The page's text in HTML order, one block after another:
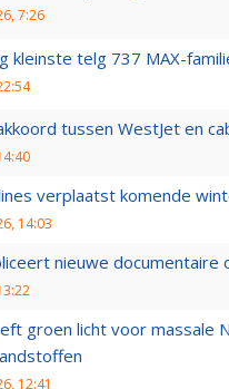
7:26
kleinste telg 737 MAX-
tussen WestJet en
verplaatst komende
14:03
nieuwe documentaire
groen licht voor massale
12:41